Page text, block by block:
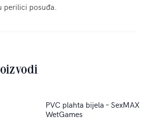
perilici posuđa.
PVC plahta bijela – SexMAX
WetGames